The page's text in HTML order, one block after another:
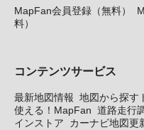
MapFan会員登録（無料）
料）
コンテンツサービス
最新地図情報 地図から探す
使える！MapFan 道路走行
インストア
カーナビ地図更